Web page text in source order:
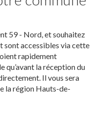
59 - Nord, et souhaitez
sont accessibles via cette
rapidement
qu’avant la réception du
Il vous sera
la région Hauts-de-